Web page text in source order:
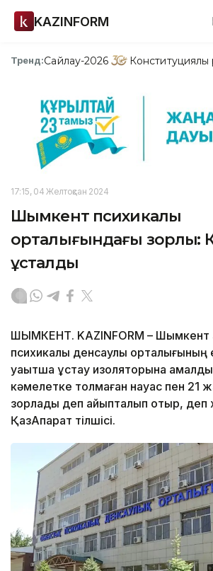
KAZINFORM
Тренд:Сайлау-2026
17:15, 04 Желтоқсан 2024
Шымкент психикалық
орталығындағы зорлық:
ұсталды
ШЫМКЕНТ. KAZINFORM – Шымкент
психикалық денсаулық орталығының
уақытша ұстау изоляторына
кәмелетке толмаған науқас пен 21
зорлады деп айыпталып отыр, деп
ҚазАқпарат тілшісі.